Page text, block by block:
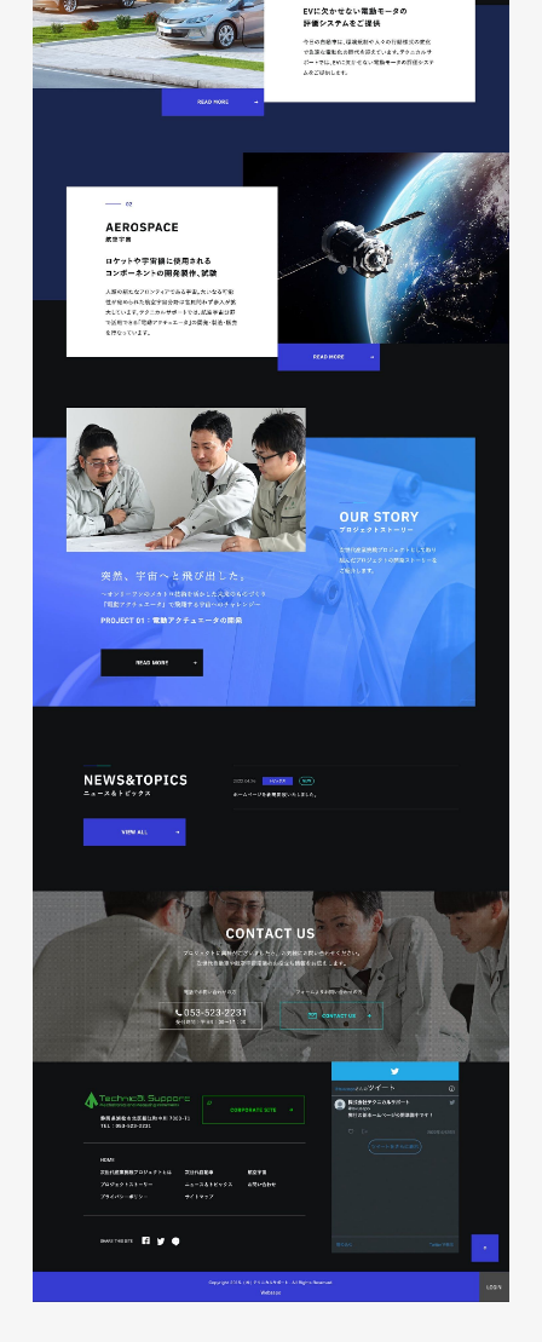
磐田商工会議所様 磐田市商店
会連盟チラシ
#チラシ
株式会社ベストブラス様 EC
サイト制作
#HTML/CSSコーディング
#レスポンシブWebデザイン
#Shopify